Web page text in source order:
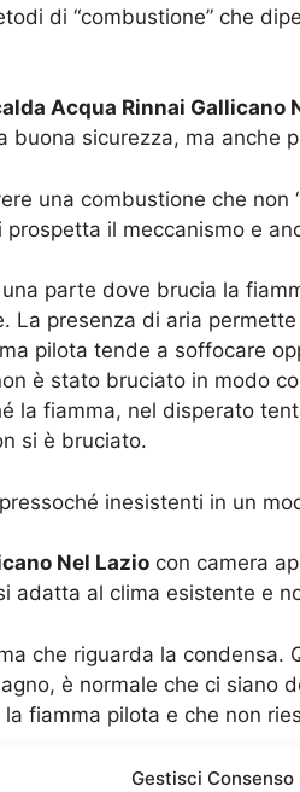
Gestisci Consenso
di “combustione” che
Acqua Rinnai Gallicano
buona sicurezza, ma anche
una combustione che
il meccanismo e
parte dove brucia la
La presenza di aria
pilota tende a soffocare
è stato bruciato in modo
la fiamma, nel disperato
si è bruciato.
inesistenti in un
Nel Lazio con camera
adatta al clima esistente e
che riguarda la condensa.
è normale che ci siano
fiamma pilota e che non